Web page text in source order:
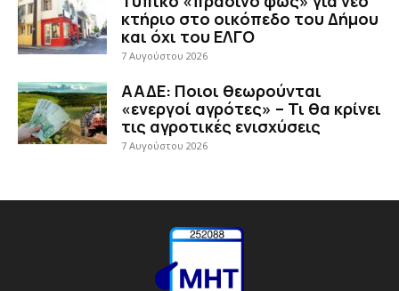
κτήριο στο οικόπεδο του Δήμου
και όχι του ΕΛΓΟ
7 Αυγούστου 2026
ΑΑΔΕ: Ποιοι θεωρούνται
«ενεργοί αγρότες» – Τι θα κρίνει
τις αγροτικές ενισχύσεις
7 Αυγούστου 2026